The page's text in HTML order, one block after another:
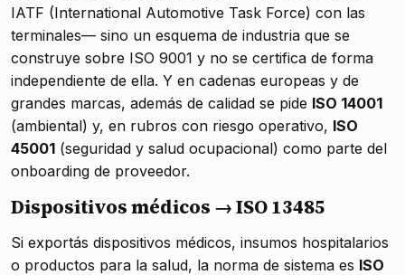
IATF (International Automotive Task Force) con las
terminales— sino un esquema de industria que se
construye sobre ISO 9001 y no se certifica de forma
independiente de ella. Y en cadenas europeas y de
grandes marcas, además de calidad se pide ISO 14001
(ambiental) y, en rubros con riesgo operativo, ISO
45001 (seguridad y salud ocupacional) como parte del
onboarding de proveedor.
Dispositivos médicos → ISO 13485
Si exportás dispositivos médicos, insumos hospitalarios
o productos para la salud, la norma de sistema es ISO